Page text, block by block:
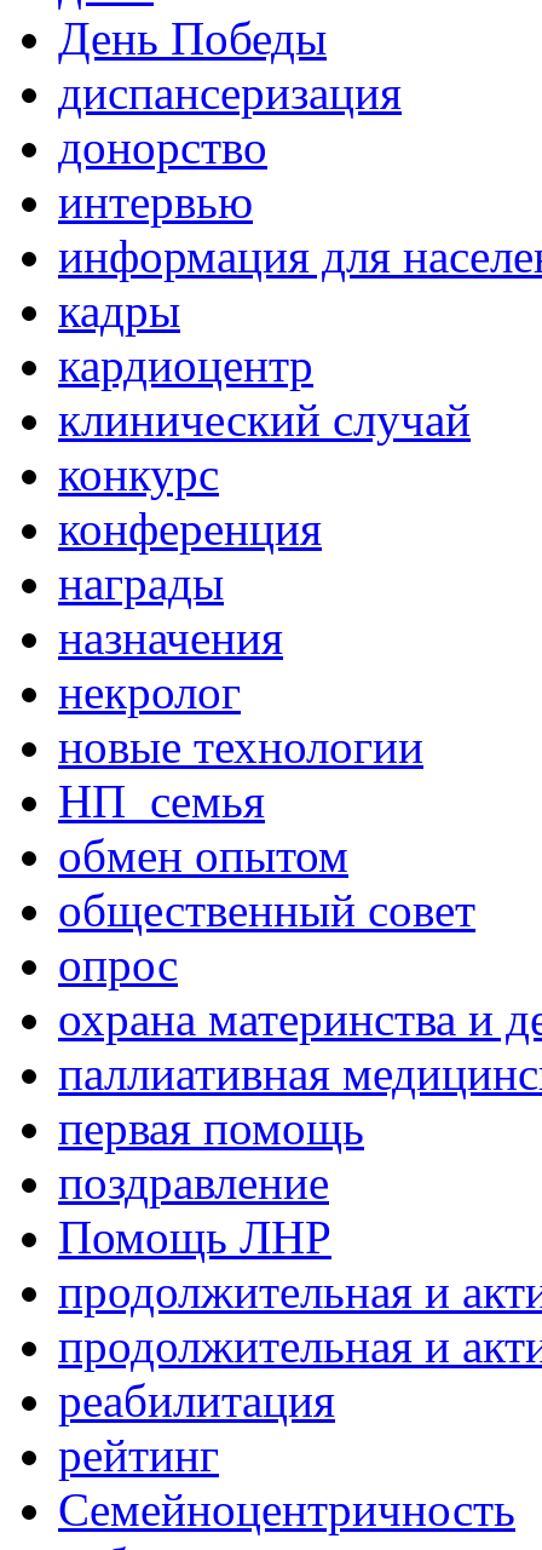
День Победы
диспансеризация
донорство
интервью
информация для
кадры
кардиоцентр
клинический случай
конкурс
конференция
награды
назначения
некролог
новые технологии
НП_семья
обмен опытом
общественный совет
опрос
охрана материнства и
паллиативная
первая помощь
поздравление
Помощь ЛНР
продолжительная и
продолжительная и
реабилитация
рейтинг
Семейноцентричность